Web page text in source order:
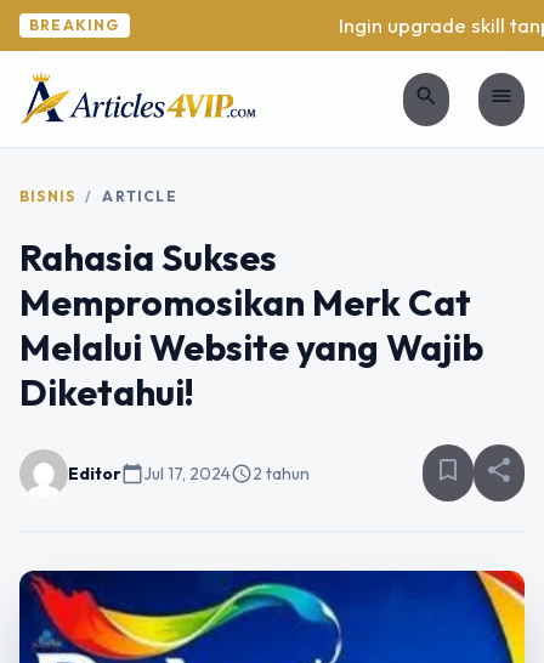
BREAKING Ingin upgrade skill
search menu
BISNIS / ARTICLE
Rahasia Sukses
Mempromosikan Merk Cat
Melalui Website yang Wajib
Diketahui!
Editorcalendar_todayJul 17, 2024schedule2 tahun bookmark_border share